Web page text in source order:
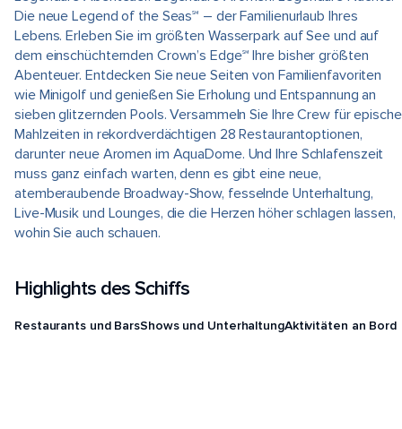
Die neue Legend of the Seas℠ – der Familienurlaub Ihres
Lebens. Erleben Sie im größten Wasserpark auf See und auf
dem einschüchternden Crown’s Edge℠ Ihre bisher größten
Abenteuer. Entdecken Sie neue Seiten von Familienfavoriten
wie Minigolf und genießen Sie Erholung und Entspannung an
sieben glitzernden Pools. Versammeln Sie Ihre Crew für epische
Mahlzeiten in rekordverdächtigen 28 Restaurantoptionen,
darunter neue Aromen im AquaDome. Und Ihre Schlafenszeit
muss ganz einfach warten, denn es gibt eine neue,
atemberaubende Broadway-Show, fesselnde Unterhaltung,
Live-Musik und Lounges, die die Herzen höher schlagen lassen,
wohin Sie auch schauen.
Highlights des Schiffs
Restaurants und BarsShows und UnterhaltungAktivitäten an Bord